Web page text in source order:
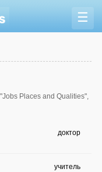
☰
Places and Qualities",
доктор
учитель